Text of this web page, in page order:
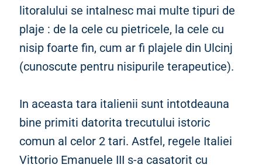
litoralului se intalnesc mai multe tipuri de
plaje : de la cele cu pietricele, la cele cu
nisip foarte fin, cum ar fi plajele din Ulcinj
(cunoscute pentru nisipurile terapeutice).
In aceasta tara italienii sunt intotdeauna
bine primiti datorita trecutului istoric
comun al celor 2 tari. Astfel, regele Italiei
Vittorio Emanuele III s-a casatorit cu